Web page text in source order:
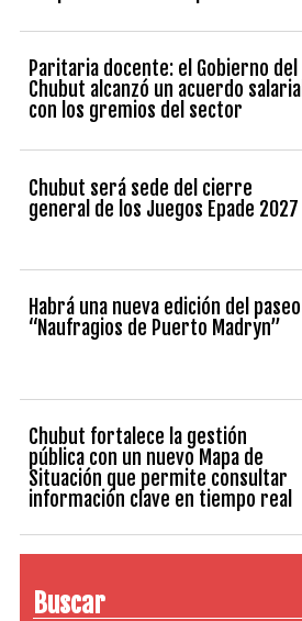
Paritaria docente: el Gobierno del
Chubut alcanzó un acuerdo salarial
con los gremios del sector
Chubut será sede del cierre
general de los Juegos Epade 2027
Habrá una nueva edición del paseo
“Naufragios de Puerto Madryn”
Chubut fortalece la gestión
pública con un nuevo Mapa de
Situación que permite consultar
información clave en tiempo real
Buscar